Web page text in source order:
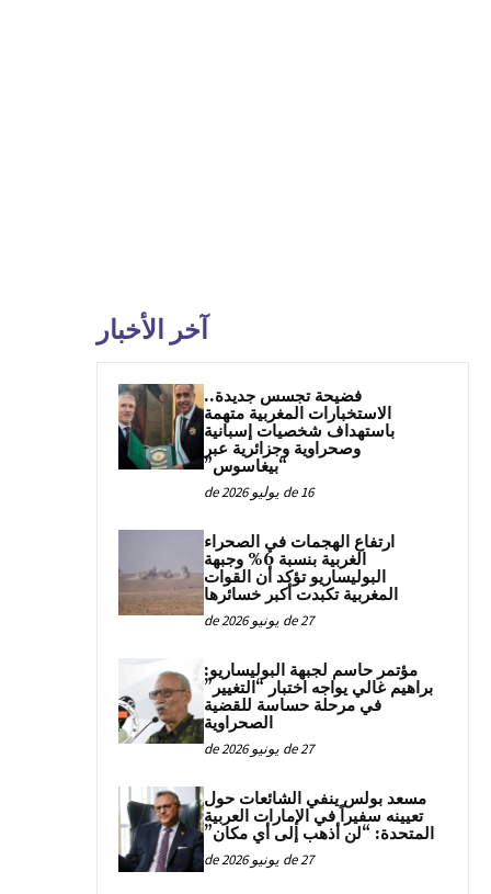
آخر الأخبار
فضيحة تجسس جديدة..
الاستخبارات المغربية متهمة
باستهداف شخصيات إسبانية
وصحراوية وجزائرية عبر
“بيغاسوس”
16 de يوليو de 2026
ارتفاع الهجمات في الصحراء
الغربية بنسبة 6% وجبهة
البوليساريو تؤكد أن القوات
المغربية تكبدت أكبر خسائرها
27 de يونيو de 2026
مؤتمر حاسم لجبهة البوليساريو:
براهيم غالي يواجه اختبار “التغيير”
في مرحلة حساسة للقضية
الصحراوية
27 de يونيو de 2026
مسعد بولس ينفي الشائعات حول
تعيينه سفيراً في الإمارات العربية
المتحدة: “لن أذهب إلى أي مكان”
27 de يونيو de 2026